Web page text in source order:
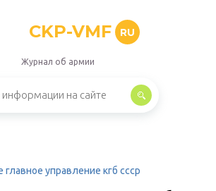
CKP-VMF RU
Журнал об армии
главное управление кгб ссср